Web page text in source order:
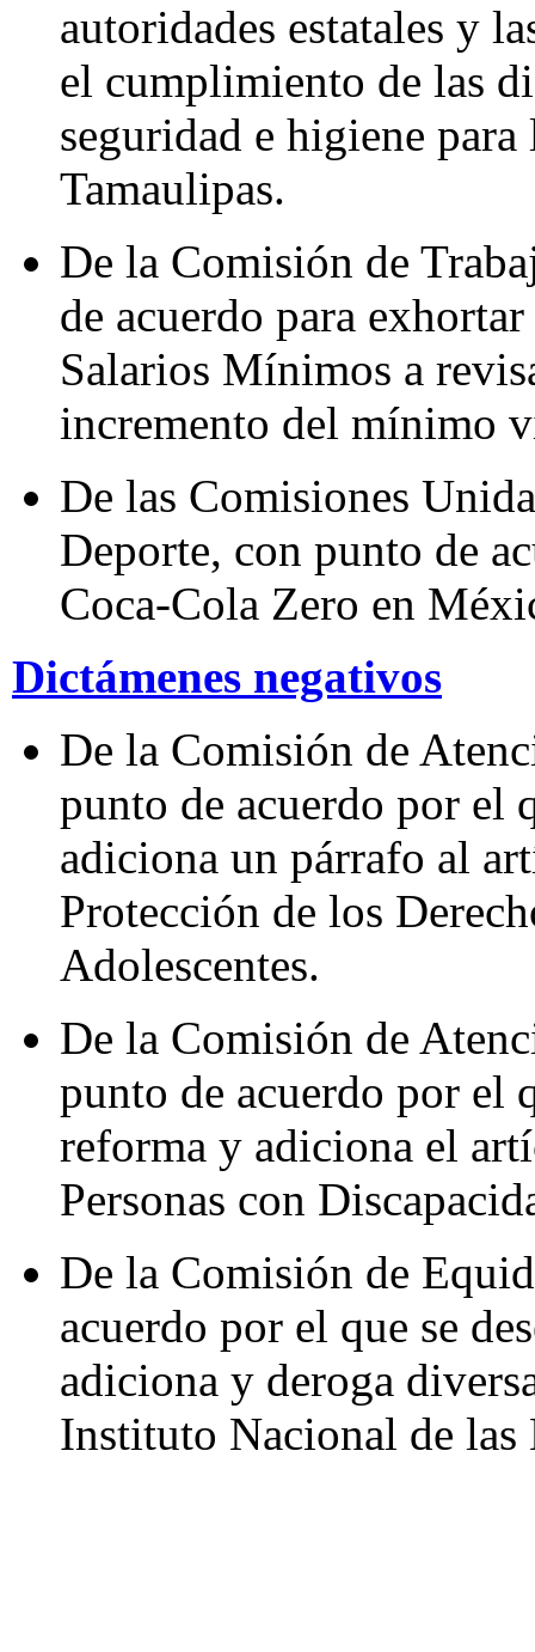
autoridades estatales y
el cumplimiento de las
seguridad e higiene
Tamaulipas.
De la Comisión de
de acuerdo para
Salarios Mínimos a
incremento del mínimo
De las Comisiones
Deporte, con punto de
Coca-Cola Zero en
Dictámenes negativos
De la Comisión de
punto de acuerdo por el
adiciona un párrafo al
Protección de los
Adolescentes.
De la Comisión de
punto de acuerdo por el
reforma y adiciona el
Personas con
De la Comisión de
acuerdo por el que se
adiciona y deroga
Instituto Nacional de las